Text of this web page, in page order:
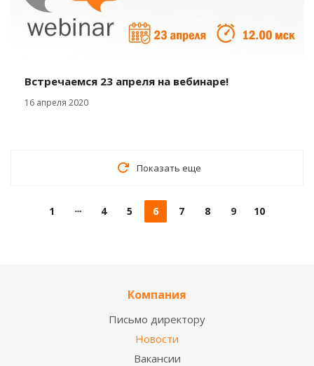
Встречаемся 23 апреля на вебинаре!
16 апреля 2020
Показать еще
1 4 5 6 7 8 9 10
Компания
Письмо директору
Новости
Вакансии